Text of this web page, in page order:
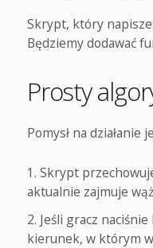
Skrypt, który
Będziemy dodawać
Prosty
Pomysł na działanie
Skrypt
aktualnie zajmuje
Jeśli gracz
kierunek, w którym